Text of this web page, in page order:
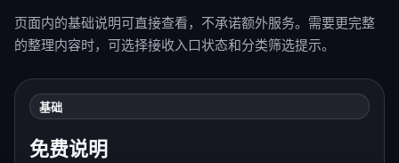
页面内的基础说明可直接查看，不承诺额外服务。需要更完整
的整理内容时，可选择接收入口状态和分类筛选提示。
基础
免费说明